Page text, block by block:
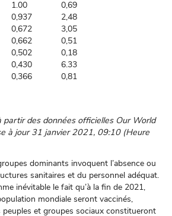
1.00
0,69
0,937
2,48
0,672
3,05
0,662
0,51
0,502
0,18
0,430
6.33
0,366 0,81
partir des données officielles Our World
à jour 31 janvier 2021, 09:10 (Heure
dominants invoquent l’absence ou
sanitaires et du personnel adéquat.
inévitable le fait qu’à la fin de 2021,
mondiale seront vaccinés,
peuples et groupes sociaux constitueront